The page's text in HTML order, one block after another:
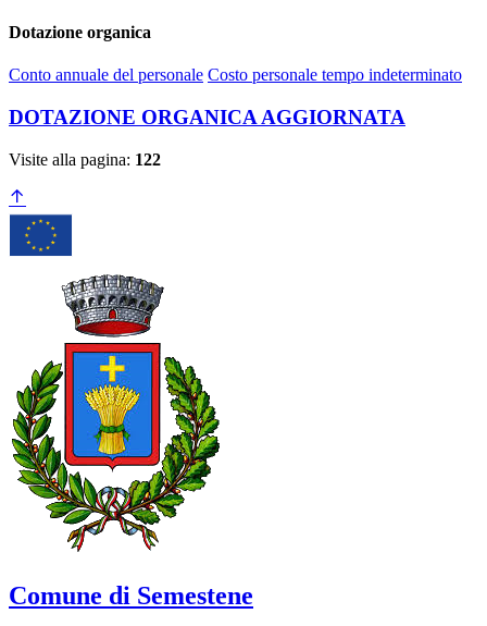
Dotazione organica
Conto annuale del personale Costo personale tempo indeterminato
DOTAZIONE ORGANICA AGGIORNATA
Visite alla pagina: 122
Comune di Semestene